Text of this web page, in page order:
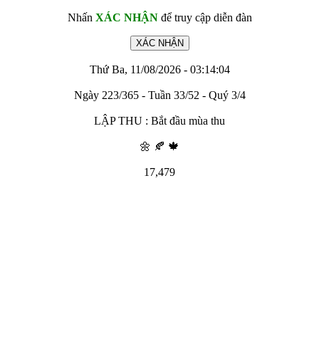
Nhấn XÁC NHẬNđể truy cập diễn đàn
Thứ Ba, 11/08/2026 - 03:14:04
Ngày 223/365 - Tuần 33/52 - Quý 3/4
LẬP THU : Bắt đầu mùa thu
🌼 🍂 🍁
17,479